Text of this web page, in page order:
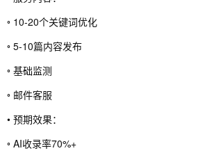
◦ 10-20个关键词优化
◦ 5-10篇内容发布
◦ 基础监测
◦ 邮件客服
• 预期效果：
◦ AI收录率70%+